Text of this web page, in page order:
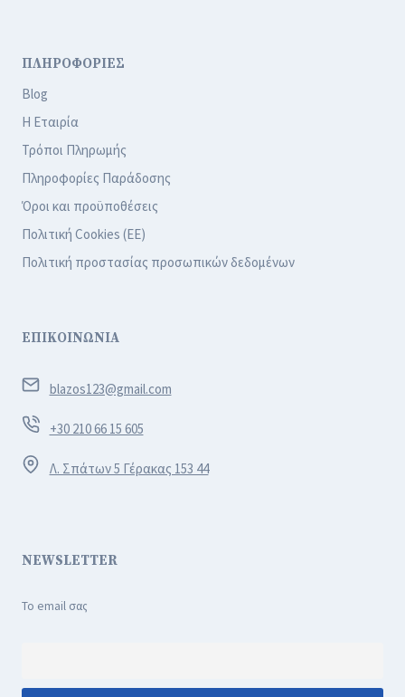
ΠΛΗΡΟΦΟΡΙΕΣ
Blog
Η Εταιρία
Τρόποι Πληρωμής
Πληροφορίες Παράδοσης
Όροι και προϋποθέσεις
Πολιτική Cookies (ΕΕ)
Πολιτική προστασίας προσωπικών δεδομένων
ΕΠΙΚΟΙΝΩΝΙΑ
blazos123@gmail.com
+30 210 66 15 605
Λ. Σπάτων 5 Γέρακας 153 44
NEWSLETTER
Το email σας